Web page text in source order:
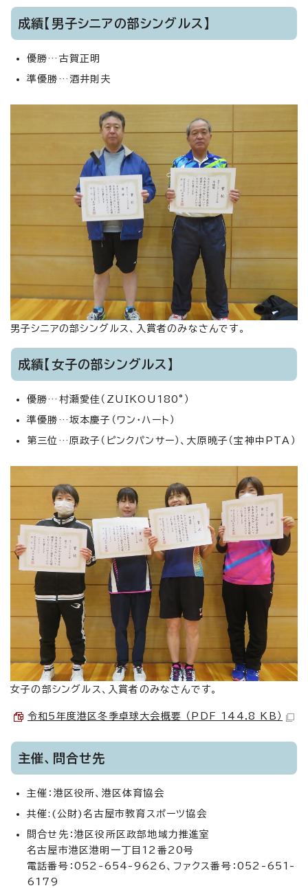
成績【男子シニアの部シングルス】
優勝…古賀正明
準優勝…酒井則夫
男子シニアの部シングルス、入賞者のみなさんです。
成績【女子の部シングルス】
優勝…村瀬愛佳（ZUIKOU180°）
準優勝…坂本慶子（ワン・ハート）
第三位…原政子（ピンクパンサー）、大原暁子（宝神中PTA）
女子の部シングルス、入賞者のみなさんです。
令和5年度港区冬季卓球大会概要 （PDF 144.8 KB）
主催、問合せ先
主催：港区役所、港区体育協会
共催:(公財)名古屋市教育スポーツ協会
問合せ先：港区役所区政部地域力推進室
名古屋市港区港明一丁目12番20号
電話番号：052-654-9626、ファクス番号：052-651-
6179